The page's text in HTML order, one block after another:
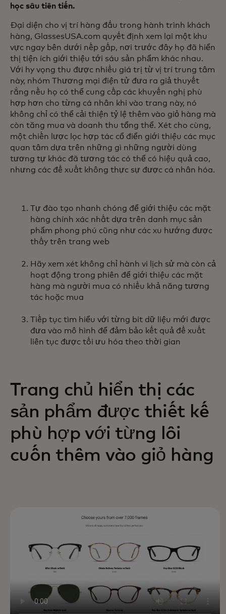
học sâu tiên tiến.
Đại diện cho vị trí hàng đầu trong hành trình khách
hàng, GlassesUSA.com quyết định xem lại một khu
vực ngay bên dưới nếp gấp, nơi trước đây họ đã hiển
thị tiện ích giới thiệu tới sáu sản phẩm khác nhau.
Với hy vọng thu được nhiều giá trị từ vị trí trung tâm
này, nhóm Thương mại điện tử đưa ra giả thuyết
rằng nếu họ có thể cung cấp các khuyến nghị phù
hợp hơn cho từng cá nhân khi vào trang này, nó
không chỉ có thể cải thiện tỷ lệ thêm vào giỏ hàng mà
còn tăng mua và doanh thu tổng thể. Xét cho cùng,
một chiến lược lọc hợp tác cổ điển giới thiệu các mục
quan tâm dựa trên những gì những người dùng
tương tự khác đã tương tác có thể có hiệu quả cao,
nhưng các đề xuất không thực sự được cá nhân hóa.
Tự đào tạo nhanh chóng để giới thiệu các mặt
hàng chính xác nhất dựa trên danh mục sản
phẩm phong phú cũng như các xu hướng được
thấy trên trang web
Hãy xem xét không chỉ hành vi lịch sử mà còn cả
hoạt động trong phiên để giới thiệu các mặt
hàng mà người mua có nhiều khả năng tương
tác hoặc mua
Tiếp tục tìm hiểu với từng bit dữ liệu mới được
đưa vào mô hình để đảm bảo kết quả đề xuất
liên tục được tối ưu hóa theo thời gian
Trang chủ hiển thị các
sản phẩm được thiết kế
phù hợp với từng lôi
cuốn thêm vào giỏ hàng